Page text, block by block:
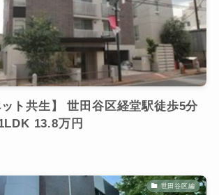
ット共生】 世田谷区経堂駅徒歩5分
13.8万円
世田谷区編